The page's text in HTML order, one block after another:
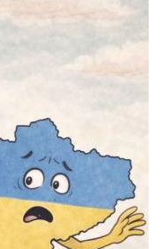
розгніваним
У них нема засобів
дає покази, і в